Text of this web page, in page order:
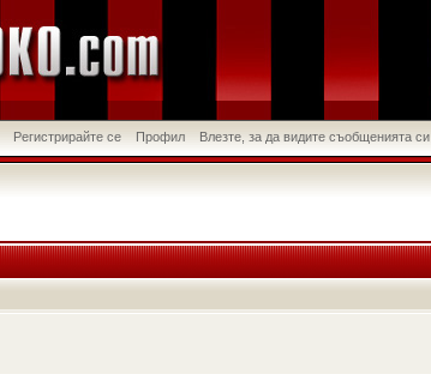
Регистрирайте се Профил Влезте, за да видите съобщенията си